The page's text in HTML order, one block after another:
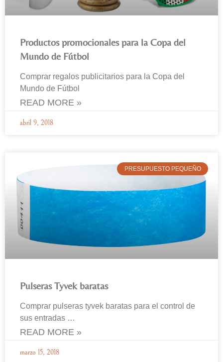
Productos promocionales para la Copa del
Mundo de Fútbol
Comprar regalos publicitarios para la Copa del
Mundo de Fútbol
READ MORE »
abril 9, 2018
PRESUPUESTO PEQUEÑO
Pulseras Tyvek baratas
Comprar pulseras tyvek baratas para el control de
sus entradas …
READ MORE »
marzo 15, 2018